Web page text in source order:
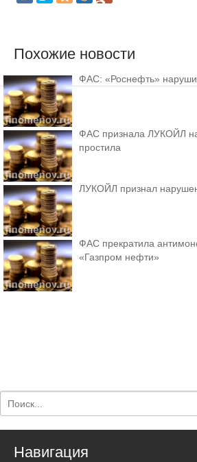
Похожие новости
ФАС: «Роснефть»
ФАС признала ЛУКОЙЛ
простила
ЛУКОЙЛ признал
ФАС прекратила
«Газпром нефти»
Навигация